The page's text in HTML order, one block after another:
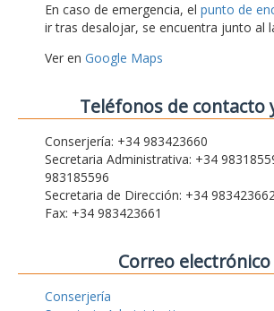
En caso de emergencia, el punto de
ir tras desalojar, se encuentra junto al
Ver en Google Maps
Teléfonos de contacto
Conserjería: +34 983423660
Secretaria Administrativa: +34
983185596
Secretaria de Dirección: +34
Fax: +34 983423661
Correo electrónico
Conserjería